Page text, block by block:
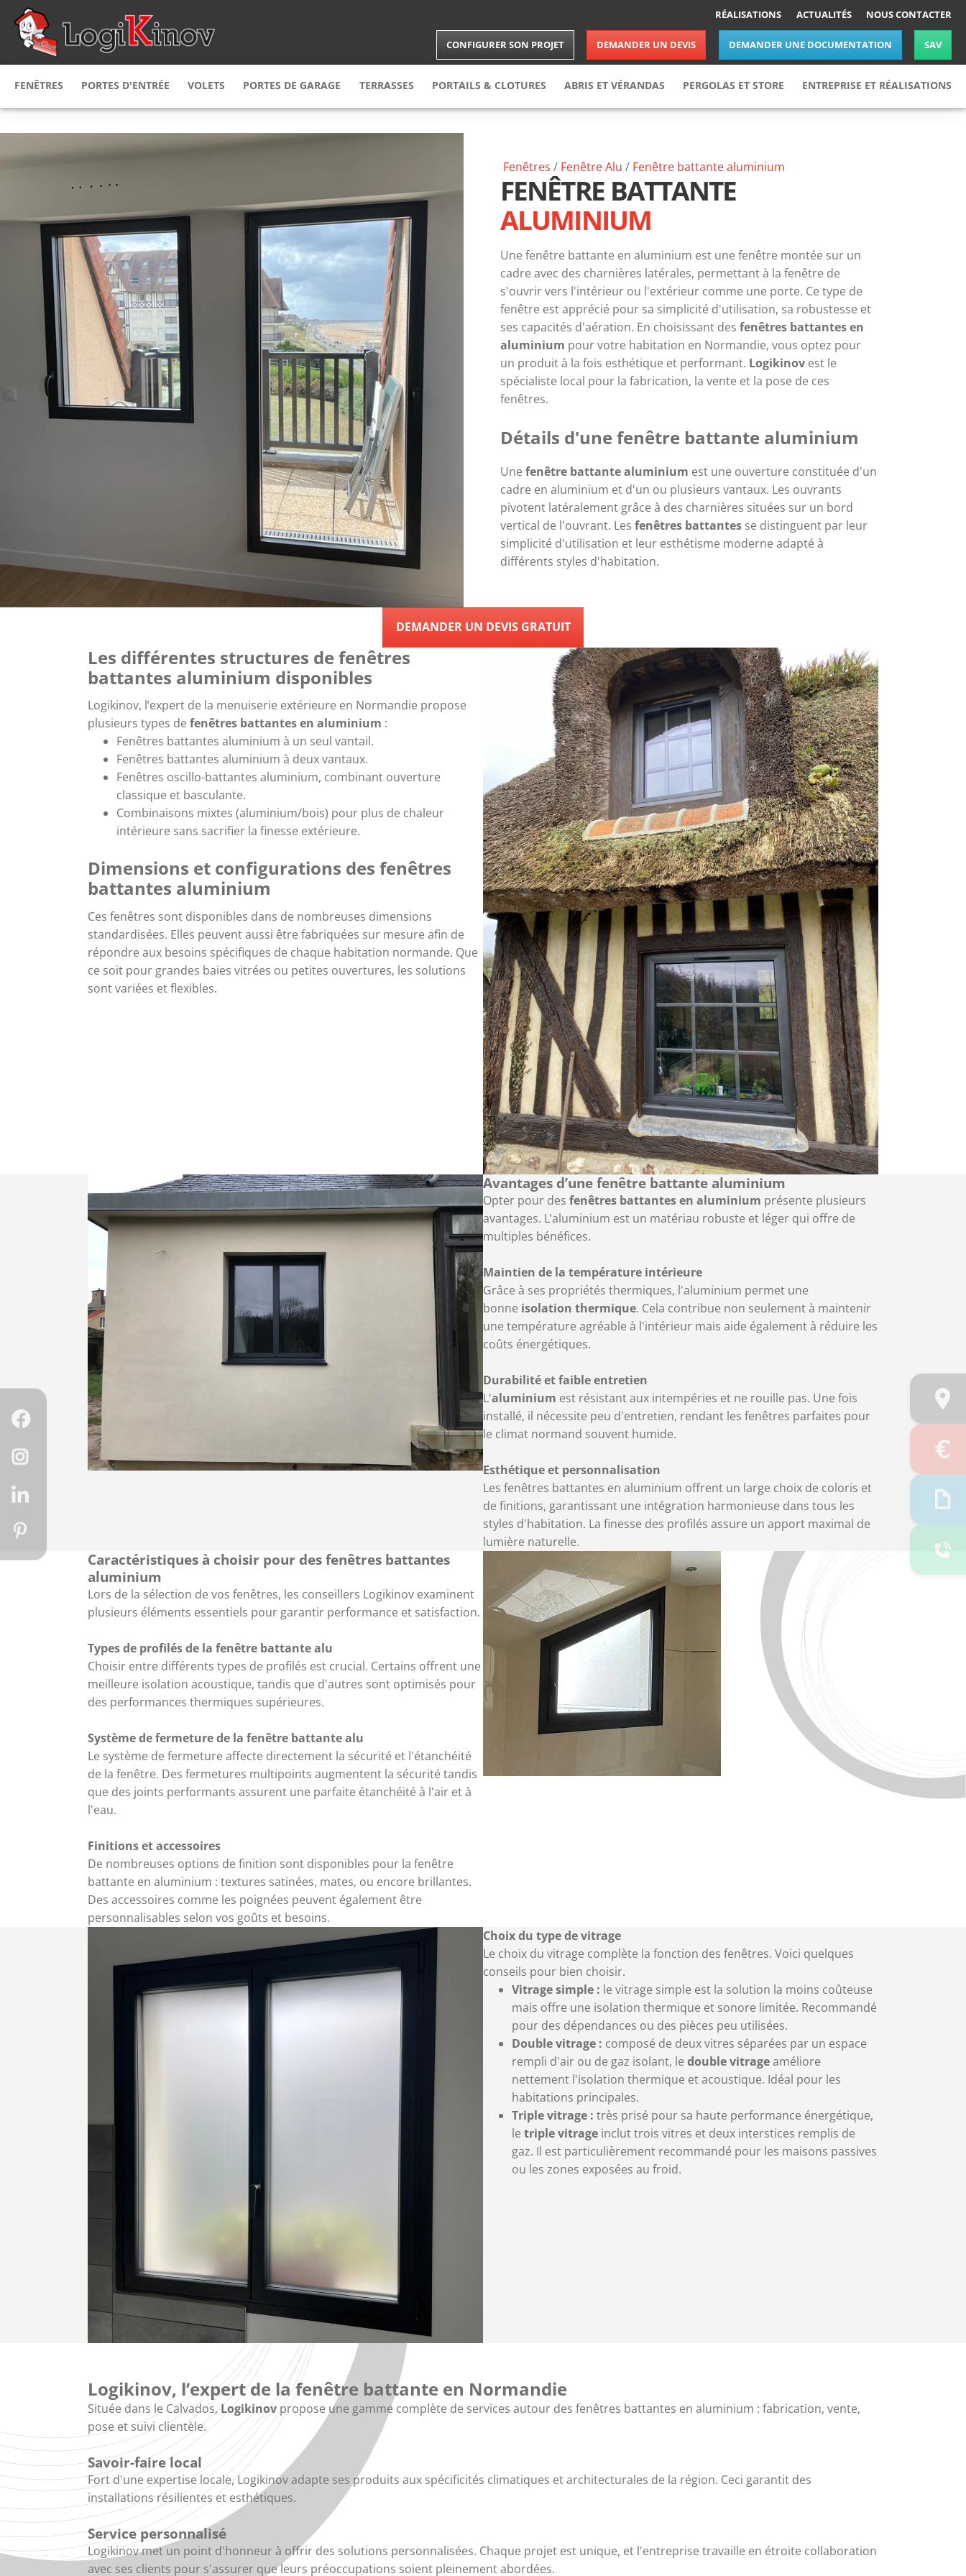
RÉALISATIONS ACTUALITÉS NOUS CONTACTER
CONFIGURER SON PROJET DEMANDER UN DEVIS DEMANDER UNE DOCUMENTATION SAV
FENÊTRES
bois
Fenêtre mixte bois alu
Fenêtre mixtealu PVC
Fenêtresur mesure
PORTES D'ENTRÉE
Porte d'entrée alu
Porte d'entrée
Porte d’entréeacier
VOLETS
Volet
Brise soleilorientable
PORTES DE GARAGE
latérale battante
TERRASSES PORTAILS & CLOTURES
Portillon
ABRIS ET VÉRANDAS
Vérandas
Extension
PERGOLAS ET STORE ENTREPRISE ET RÉALISATIONS
Fenêtres / FenêtreAlu / Fenêtre battantealuminium
FENÊTRE BATTANTE
ALUMINIUM
Une fenêtre battante en aluminium est une fenêtre montée sur un
cadre avec des charnières latérales, permettant à la fenêtre de
s'ouvrir vers l'intérieur ou l'extérieur comme une porte. Ce type de
fenêtre est apprécié pour sa simplicité d'utilisation, sa robustesse et
ses capacités d'aération. En choisissant desfenêtres battantes en
aluminium pour votre habitation en Normandie, vous optez pour
un produit à la fois esthétique et performant. Logikinov est le
spécialiste local pour la fabrication, la vente et la pose de ces
fenêtres.
Détails d'une fenêtre battante aluminium
Unefenêtre battante aluminium est une ouverture constituée d'un
cadre en aluminium et d'un ou plusieurs vantaux. Les ouvrants
pivotent latéralement grâce à des charnières situées sur un bord
vertical de l'ouvrant. Lesfenêtres battantes se distinguent par leur
simplicité d'utilisation et leur esthétisme moderne adapté à
différents styles d'habitation.
DEMANDER UN DEVIS GRATUIT
Les différentes structures de fenêtres
battantes aluminium disponibles
Logikinov, l’expert de la menuiserie extérieure en Normandie propose
plusieurs types de fenêtres battantes en aluminium :
Fenêtres battantes aluminium à un seul vantail.
Fenêtres battantes aluminium à deux vantaux.
Fenêtres oscillo-battantes aluminium, combinant ouverture
classique et basculante.
Combinaisons mixtes (aluminium/bois) pour plus de chaleur
intérieure sans sacrifier la finesse extérieure.
Dimensions et configurations des fenêtres
battantes aluminium
Ces fenêtres sont disponibles dans de nombreuses dimensions
standardisées. Elles peuvent aussi être fabriquées sur mesure afin de
répondre aux besoins spécifiques de chaque habitation normande. Que
ce soit pour grandes baies vitrées ou petites ouvertures, les solutions
sont variées et flexibles.
Avantages d’une fenêtre battante aluminium
Opter pour des fenêtres battantes en aluminium présente plusieurs
avantages. L’aluminium est un matériau robuste et léger qui offre de
multiples bénéfices.
Maintien de la température intérieure
Grâce à ses propriétés thermiques, l'aluminium permet une
bonne isolation thermique. Cela contribue non seulement à maintenir
une température agréable à l'intérieur mais aide également à réduire les
coûts énergétiques.
Durabilité et faible entretien
L'aluminium est résistant aux intempéries et ne rouille pas. Une fois
installé, il nécessite peu d'entretien, rendant les fenêtres parfaites pour
le climat normand souvent humide.
Esthétique et personnalisation
Les fenêtres battantes en aluminium offrent un large choix de coloris et
de finitions, garantissant une intégration harmonieuse dans tous les
styles d'habitation. La finesse des profilés assure un apport maximal de
lumière naturelle.
Caractéristiques à choisir pour des fenêtres battantes
aluminium
Lors de la sélection de vos fenêtres, les conseillers Logikinov examinent
plusieurs éléments essentiels pour garantir performance et satisfaction.
Types de profilés de la fenêtre battante alu
Choisir entre différents types de profilés est crucial. Certains offrent une
meilleure isolation acoustique, tandis que d'autres sont optimisés pour
des performances thermiques supérieures.
Système de fermeture de la fenêtre battante alu
Le système de fermeture affecte directement la sécurité et l'étanchéité
de la fenêtre. Des fermetures multipoints augmentent la sécurité tandis
que des joints performants assurent une parfaite étanchéité à l'air et à
l'eau.
Finitions et accessoires
De nombreuses options de finition sont disponibles pour la fenêtre
battante en aluminium : textures satinées, mates, ou encore brillantes.
Des accessoires comme les poignées peuvent également être
personnalisables selon vos goûts et besoins.
Choix du type de vitrage
Le choix du vitrage complète la fonction des fenêtres. Voici quelques
conseils pour bien choisir.
Vitrage simple : le vitrage simple est la solution la moins coûteuse
mais offre une isolation thermique et sonore limitée. Recommandé
pour des dépendances ou des pièces peu utilisées.
Double vitrage : composé de deux vitres séparées par un espace
rempli d'air ou de gaz isolant, le double vitrageaméliore
nettement l'isolation thermique et acoustique. Idéal pour les
habitations principales.
Triple vitrage : très prisé pour sa haute performance énergétique,
le triple vitrage inclut trois vitres et deux interstices remplis de
gaz. Il est particulièrement recommandé pour les maisons passives
ou les zones exposées au froid.
Logikinov, l’expert de la fenêtre battante en Normandie
Située dans le Calvados,Logikinovpropose une gamme complète de services autour des fenêtres battantes en aluminium : fabrication, vente,
pose et suivi clientèle.
Savoir-faire local
Fort d'une expertise locale, Logikinov adapte ses produits aux spécificités climatiques et architecturales de la région. Ceci garantit des
installations résilientes et esthétiques.
Service personnalisé
Logikinov met un point d'honneur à offrir des solutions personnalisées. Chaque projet est unique, et l'entreprise travaille en étroite collaboration
avec ses clients pour s'assurer que leurs préoccupations soient pleinement abordées.